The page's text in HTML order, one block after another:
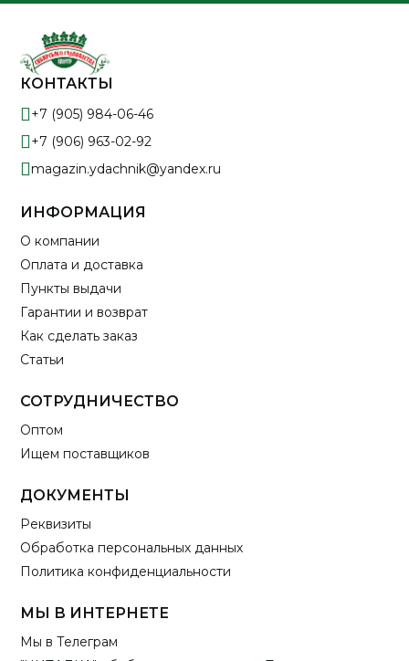
КОНТАКТЫ
+7 (905) 984-06-46
+7 (906) 963-02-92
magazin.ydachnik@yandex.ru
ИНФОРМАЦИЯ
О компании
Оплата и доставка
Пункты выдачи
Гарантии и возврат
Как сделать заказ
Статьи
СОТРУДНИЧЕСТВО
Оптом
Ищем поставщиков
ДОКУМЕНТЫ
Реквизиты
Обработка персональных данных
Политика конфиденциальности
МЫ В ИНТЕРНЕТЕ
Мы в Телеграм